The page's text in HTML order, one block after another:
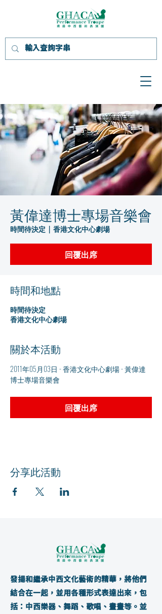
黃偉達博士專場音樂會
時間待決定
  |
香港文化中心劇場
回覆出席
時間和地點
時間待決定
香港文化中心劇場
關於本活動
2011年05月03日 - 香港文化中心劇場 - 黃偉達
博士專場音樂會
回覆出席
分享此活動
發揚和繼承中西文化藝術的精華，將他們
結合在一起，並用各種形式表達出來，包
括：中西樂器、舞蹈、歌唱、畫畫等。並